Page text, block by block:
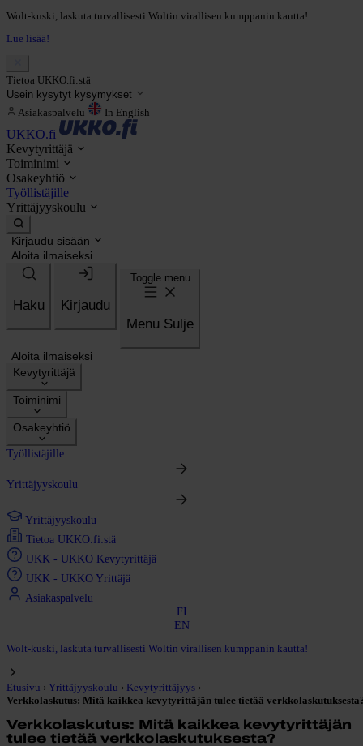
Wolt-kuski, laskuta turvallisesti Woltin virallisen kumppanin kautta!
Lue lisää!
Tietoa UKKO.fi:stä
Usein kysytyt kysymykset
Asiakaspalvelu In English
UKKO.fi
Kevytyrittäjä
Toiminimi
Osakeyhtiö
Työllistäjille
Yrittäjyyskoulu
Kirjaudu sisään
Aloita ilmaiseksi
Haku Kirjaudu
Toggle menu
Menu Sulje
Aloita ilmaiseksi
Kevytyrittäjä
Toiminimi
Osakeyhtiö
Työllistäjille
Yrittäjyyskoulu
Yrittäjyyskoulu
Tietoa UKKO.fi:stä
UKK - UKKO Kevytyrittäjä
UKK - UKKO Yrittäjä
Asiakaspalvelu
FI
EN
Wolt-kuski, laskuta turvallisesti Woltin virallisen kumppanin kautta!
Etusivu › Yrittäjyyskoulu › Kevytyrittäjyys ›
Verkkolaskutus: Mitä kaikkea kevytyrittäjän tulee tietää
Verkkolaskutus: Mitä kaikkea kevytyrittäjän
tulee tietää verkkolaskutuksesta?